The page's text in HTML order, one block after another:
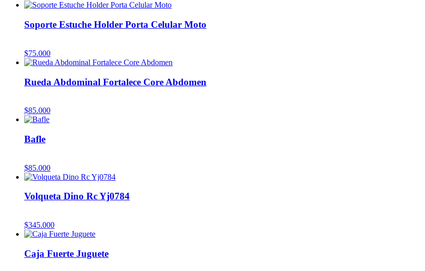
Soporte Estuche Holder Porta Celular Moto
$75.000
Rueda Abdominal Fortalece Core Abdomen
$85.000
Bafle
$85.000
Volqueta Dino Rc Yj0784
$345.000
Caja Fuerte Juguete